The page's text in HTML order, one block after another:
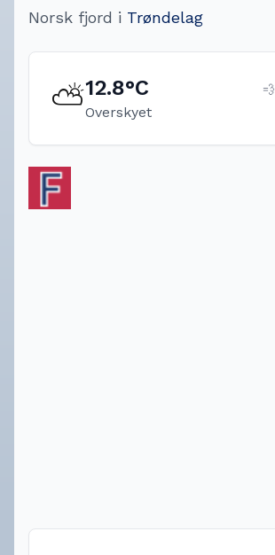
Norsk fjord i Trøndelag
⛅12.8°C
Overskyet
💨